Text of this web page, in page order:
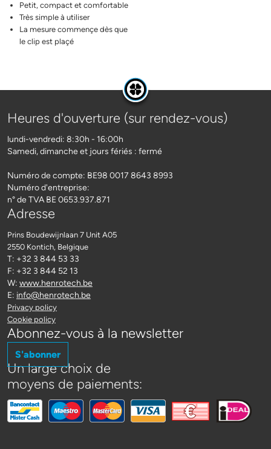
Petit, compact et comfortable
Très simple à utiliser
La mesure commençe dès que
le clip est plaçé
Heures d'ouverture (sur rendez-vous)
lundi-vendredi: 8:30h - 16:00h
Samedi, dimanche et jours fériés : fermé
Numéro de compte: BE98 0017 8643 8993
Numéro d'entreprise:
n° de TVA BE 0653.937.871
Adresse
Prins Boudewijnlaan 7 Unit A05
2550 Kontich, Belgique
T: +32 3 844 53 33
F: +32 3 844 52 13
W: www.henrotech.be
E: info@henrotech.be
Privacy policy
Cookie policy
Abonnez-vous à la newsletter
S'abonner
Un large choix de
moyens de paiements: